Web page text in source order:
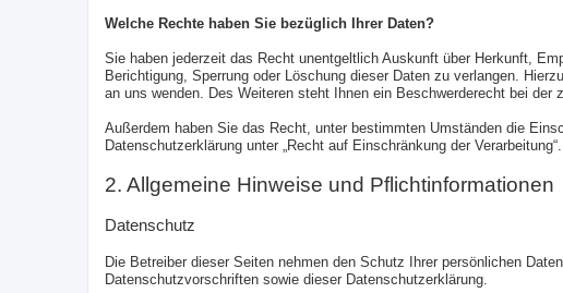
Welche Rechte haben Sie bezüglich Ihrer Daten?
Sie haben jederzeit das Recht unentgeltlich Auskunft über Herkunft,
Berichtigung, Sperrung oder Löschung dieser Daten zu verlangen.
an uns wenden. Des Weiteren steht Ihnen ein Beschwerderecht bei der
Außerdem haben Sie das Recht, unter bestimmten Umständen die
Datenschutzerklärung unter „Recht auf Einschränkung der Verarbeitung“.
2. Allgemeine Hinweise und Pflichtinformationen
Datenschutz
Die Betreiber dieser Seiten nehmen den Schutz Ihrer persönlichen
Datenschutzvorschriften sowie dieser Datenschutzerklärung.